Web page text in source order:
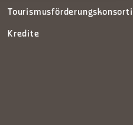
Kredite